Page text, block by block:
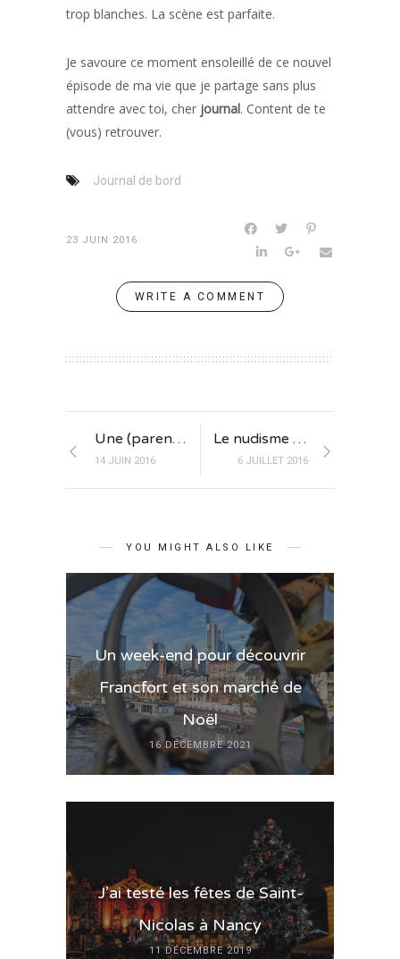
trop blanches. La scène est parfaite.
Je savoure ce moment ensoleillé de ce nouvel
épisode de ma vie que je partage sans plus
attendre avec toi, cher journal. Content de te
(vous) retrouver.
Journal de bord
23 JUIN 2016
WRITE A COMMENT
Une (parenthèse) russe à New York
14 JUIN 2016
Le nudisme dans les rues de San Francisco
6 JUILLET 2016
YOU MIGHT ALSO LIKE
Un week-end pour découvrir
Francfort et son marché de
Noël
16 DÉCEMBRE 2021
J’ai testé les fêtes de Saint-
Nicolas à Nancy
11 DÉCEMBRE 2019